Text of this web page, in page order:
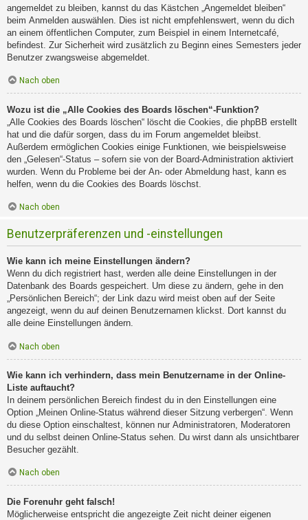
angemeldet zu bleiben, kannst du das Kästchen „Angemeldet bleiben“
beim Anmelden auswählen. Dies ist nicht empfehlenswert, wenn du dich
an einem öffentlichen Computer, zum Beispiel in einem Internetcafé,
befindest. Zur Sicherheit wird zusätzlich zu Beginn eines Semesters jeder
Benutzer zwangsweise abgemeldet.
Nach oben
Wozu ist die „Alle Cookies des Boards löschen“-Funktion?
„Alle Cookies des Boards löschen“ löscht die Cookies, die phpBB erstellt
hat und die dafür sorgen, dass du im Forum angemeldet bleibst.
Außerdem ermöglichen Cookies einige Funktionen, wie beispielsweise
den „Gelesen“-Status – sofern sie von der Board-Administration aktiviert
wurden. Wenn du Probleme bei der An- oder Abmeldung hast, kann es
helfen, wenn du die Cookies des Boards löschst.
Nach oben
Benutzerpräferenzen und -einstellungen
Wie kann ich meine Einstellungen ändern?
Wenn du dich registriert hast, werden alle deine Einstellungen in der
Datenbank des Boards gespeichert. Um diese zu ändern, gehe in den
„Persönlichen Bereich“; der Link dazu wird meist oben auf der Seite
angezeigt, wenn du auf deinen Benutzernamen klickst. Dort kannst du
alle deine Einstellungen ändern.
Nach oben
Wie kann ich verhindern, dass mein Benutzername in der Online-
Liste auftaucht?
In deinem persönlichen Bereich findest du in den Einstellungen eine
Option „Meinen Online-Status während dieser Sitzung verbergen“. Wenn
du diese Option einschaltest, können nur Administratoren, Moderatoren
und du selbst deinen Online-Status sehen. Du wirst dann als unsichtbarer
Besucher gezählt.
Nach oben
Die Forenuhr geht falsch!
Möglicherweise entspricht die angezeigte Zeit nicht deiner eigenen